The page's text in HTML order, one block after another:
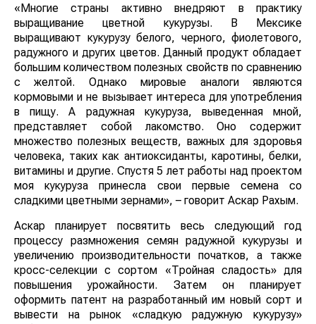
«Многие страны активно внедряют в практику
выращивание цветной кукурузы. В Мексике
выращивают кукурузу белого, черного, фиолетового,
радужного и других цветов. Данный продукт обладает
большим количеством полезных свойств по сравнению
с желтой. Однако мировые аналоги являются
кормовыми и не вызывает интереса для употребления
в пищу. А радужная кукуруза, выведенная мной,
представляет собой лакомство. Оно содержит
множество полезных веществ, важных для здоровья
человека, таких как антиоксиданты, каротины, белки,
витамины и другие. Спустя 5 лет работы над проектом
моя кукуруза принесла свои первые семена со
сладкими цветными зернами», – говорит Аскар Рахым.
Аскар планирует посвятить весь следующий год
процессу размножения семян радужной кукурузы и
увеличению производительности початков, а также
кросс-селекции с сортом «Тройная сладость» для
повышения урожайности. Затем он планирует
оформить патент на разработанный им новый сорт и
вывести на рынок «сладкую радужную кукурузу»